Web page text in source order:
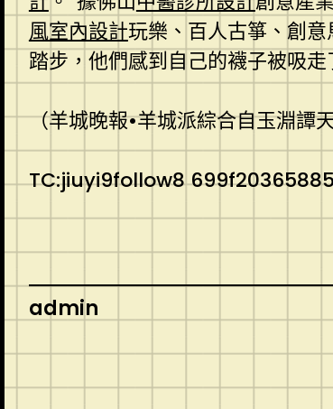
風室內設計玩樂、百人古箏、創
踏步，他們感到自己的襪子被吸走
（羊城晚報•羊城派綜合自玉淵譚
TC:jiuyi9follow8
admin